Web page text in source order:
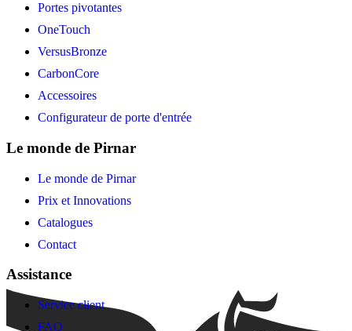
Portes pivotantes
OneTouch
VersusBronze
CarbonCore
Accessoires
Configurateur de porte d'entrée
Le monde de Pirnar
Le monde de Pirnar
Prix et Innovations
Catalogues
Contact
Assistance
Service client
FAQ